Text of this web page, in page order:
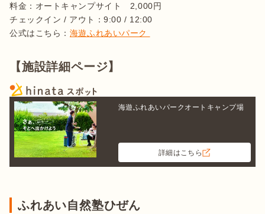
料金：オートキャンプサイト　2,000円
チェックイン / アウト：9:00 / 12:00
公式はこちら： 海遊ふれあいパーク
【施設詳細ページ】
海遊ふれあいパークオートキャンプ場
詳細はこちら
ふれあい自然塾ひぜん